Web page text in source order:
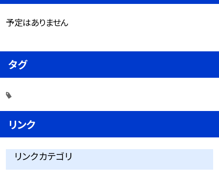
予定はありません
タグ
リンク
リンクカテゴリ